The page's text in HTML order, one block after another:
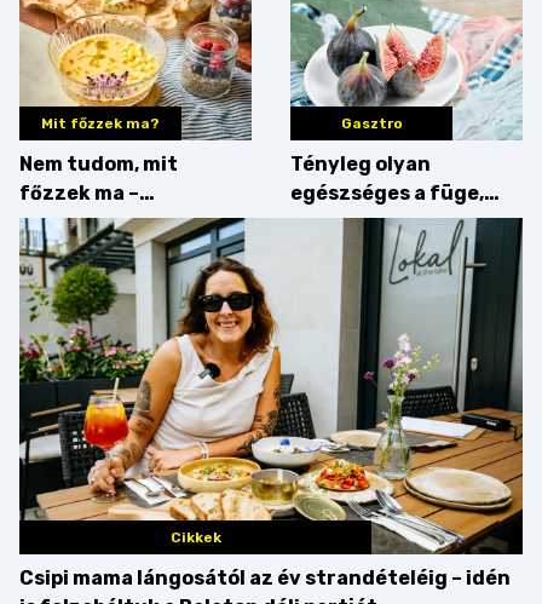
Mit főzzek ma?
Nem tudom, mit
főzzek ma –
Villámgyors menü
Gasztro
Tényleg olyan
egészséges a füge,
mint amilyennek
gondoljuk?
Cikkek
Csipi mama lángosától az év strandételéig – idén